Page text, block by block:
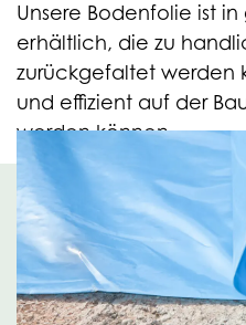
Unsere Bodenfolie ist
erhältlich, die zu
zurückgefaltet werden
und effizient auf der
werden können.
Einfach und
Wir bieten ein großes
Anwendungsbereich im
Charakteristisch ist, dass
handlichen und kurzen